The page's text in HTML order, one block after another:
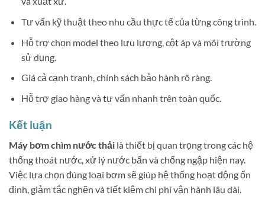
Tư vấn kỹ thuật theo nhu cầu thực tế của từng công trình.
Hỗ trợ chọn model theo lưu lượng, cột áp và môi trường
sử dụng.
Giá cả cạnh tranh, chính sách bảo hành rõ ràng.
Hỗ trợ giao hàng và tư vấn nhanh trên toàn quốc.
Kết luận
Máy bơm chìm nước thải là thiết bị quan trọng trong các hệ
thống thoát nước, xử lý nước bẩn và chống ngập hiện nay.
Việc lựa chọn đúng loại bơm sẽ giúp hệ thống hoạt động ổn
định, giảm tắc nghẽn và tiết kiệm chi phí vận hành lâu dài.